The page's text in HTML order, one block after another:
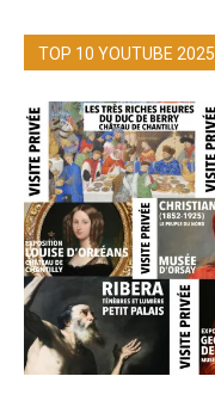
TOP 10 YOUTUBE 2025